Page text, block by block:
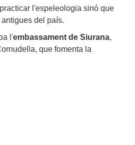
l'espeleologia sinó que
del país.
l'embassament de Siurana,
que fomenta la